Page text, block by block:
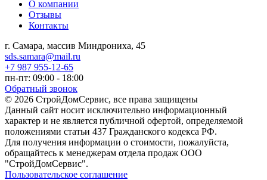
О компании
Отзывы
Контакты
г. Самара, массив Миндрониха, 45
sds.samara@mail.ru
+7 987 955-12-65
пн-пт: 09:00 - 18:00
Обратный звонок
© 2026 СтройДомСервис, все права защищены
Данный сайт носит исключительно информационный
характер и не является публичной офертой, определяемой
положениями статьи 437 Гражданского кодекса РФ.
Для получения информации о стоимости, пожалуйста,
обращайтесь к менеджерам отдела продаж ООО
"СтройДомСервис".
Пользовательское соглашение